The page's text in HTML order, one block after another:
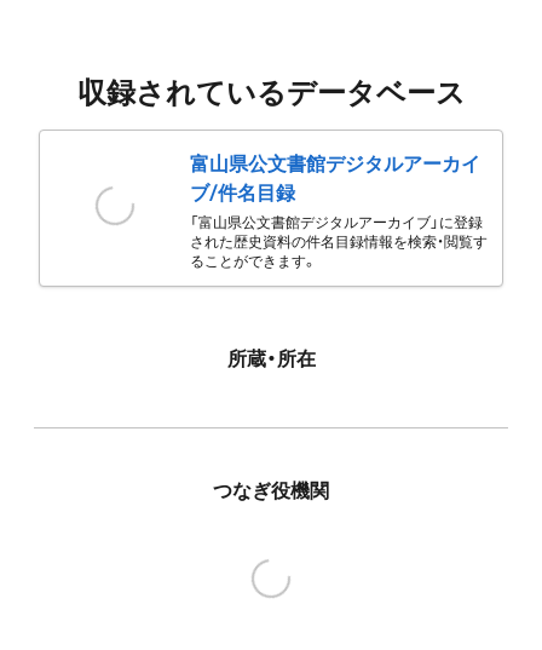
収録されているデータベース
富山県公文書館デジタルアーカイ
ブ/件名目録
「富山県公文書館デジタルアーカイブ」に登録
された歴史資料の件名目録情報を検索・閲覧す
ることができます。
所蔵・所在
つなぎ役機関